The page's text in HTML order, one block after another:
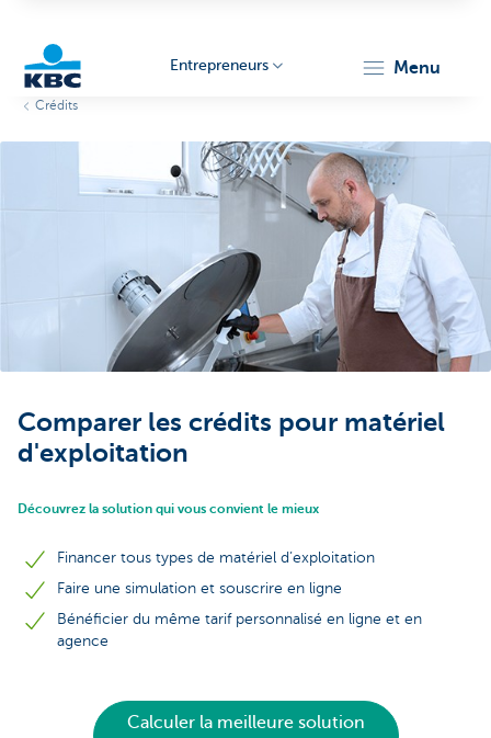
Entrepreneurs menu
Crédits
Comparer les crédits pour matériel
d'exploitation
Découvrez la solution qui vous convient le mieux
Financer tous types de matériel d’exploitation
Faire une simulation et souscrire en ligne
Bénéficier du même tarif personnalisé en ligne et en
agence
Calculer la meilleure solution